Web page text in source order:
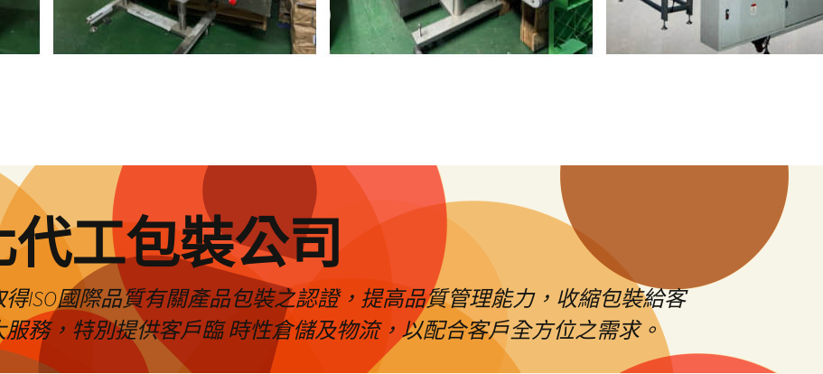
工包裝公司
ISO國際品質有關產品包裝之認證，提高品質管理能力，收縮包裝給客
務，特別提供客戶臨 時性倉儲及物流，以配合客戶全方位之需求。